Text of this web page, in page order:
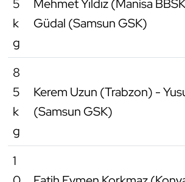
5
k
g
Mehmet Yıldız (Manisa
Güdal (Samsun GSK)
8
5
k
g
Kerem Uzun (Trabzon) -
(Samsun GSK)
1